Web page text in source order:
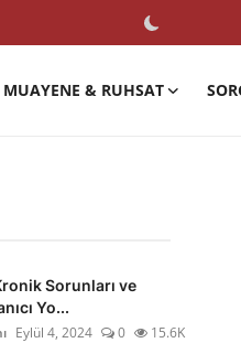
MUAYENE & RUHSAT
Sorunları ve
Yo...
Eylül 4, 2024 0 15.6K